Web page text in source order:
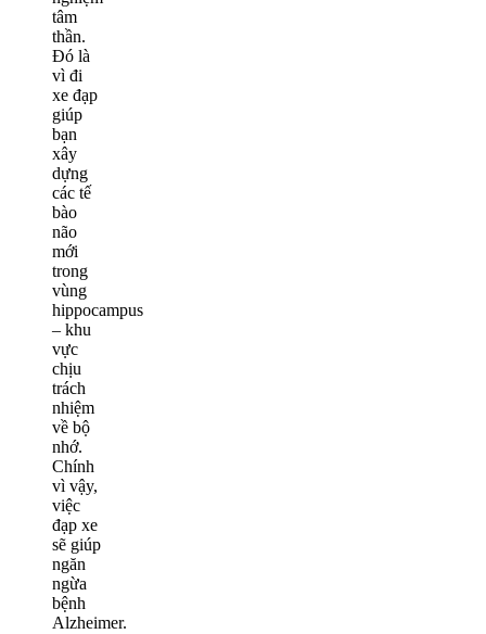
tâm
thần.
Đó là
vì đi
xe đạp
giúp
bạn
xây
dựng
các tế
bào
não
mới
trong
vùng
hippocampus
– khu
vực
chịu
trách
nhiệm
về bộ
nhớ.
Chính
vì vậy,
việc
đạp xe
sẽ giúp
ngăn
ngừa
bệnh
Alzheimer.